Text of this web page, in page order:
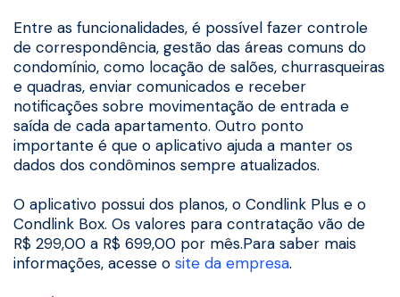
Entre as funcionalidades, é possível fazer controle
de correspondência, gestão das áreas comuns do
condomínio, como locação de salões, churrasqueiras
e quadras, enviar comunicados e receber
notificações sobre movimentação de entrada e
saída de cada apartamento. Outro ponto
importante é que o aplicativo ajuda a manter os
dados dos condôminos sempre atualizados.
O aplicativo possui dos planos, o Condlink Plus e o
Condlink Box. Os valores para contratação vão de
R$ 299,00 a R$ 699,00 por mês.Para saber mais
informações, acesse o site da empresa.